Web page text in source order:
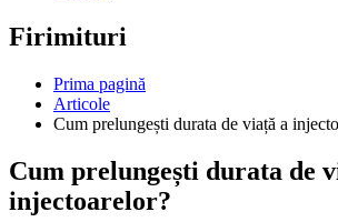
Firimituri
Prima pagină
Articole
Cum prelungești durata de viață a
Cum prelungești durata de
injectoarelor?